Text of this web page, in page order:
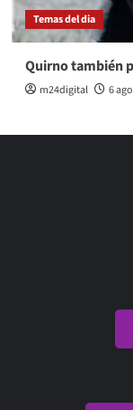
Temas del dia
Quirno también
m24digital 6